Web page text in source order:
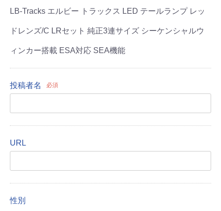
LB-Tracks エルビー トラックス LED テールランプ レッ
ドレンズ/C LRセット 純正3連サイズ シーケンシャルウ
ィンカー搭載 ESA対応 SEA機能
投稿者名 必須
URL
性別